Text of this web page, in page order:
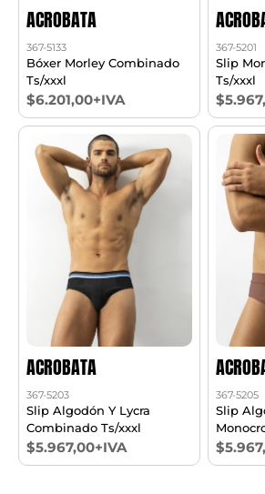
ACROBATA
367-5133
Bóxer Morley Combinado
Ts/xxxl
$6.201,00+IVA
367-5201
Slip
Ts/xxxl
ACROBATA
367-5203
Slip Algodón Y Lycra
Combinado Ts/xxxl
$5.967,00+IVA
367-5205
Slip